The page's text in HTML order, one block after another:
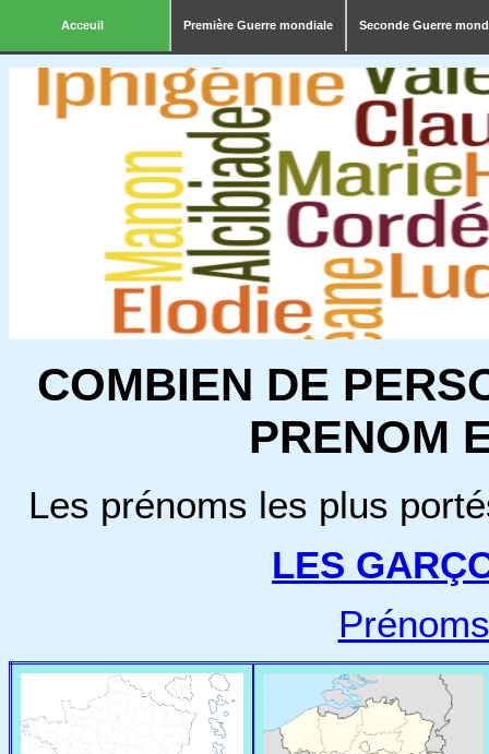
Acceuil Première Guerre mondiale Seconde Guerre
COMBIEN DE
PRENOM
Les prénoms les plus
LES